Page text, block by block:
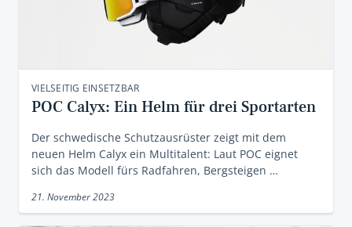
VIELSEITIG EINSETZBAR
POC Calyx: Ein Helm für drei Sportarten
Der schwedische Schutzausrüster zeigt mit dem
neuen Helm Calyx ein Multitalent: Laut POC eignet
sich das Modell fürs Radfahren, Bergsteigen …
21. November 2023